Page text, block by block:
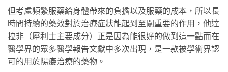
但考慮頻繁服藥給身體帶來的負擔以及服藥的成本，所以長
時間持續的藥效對於治療症狀能起到至關重要的作用，他達
拉非（犀利士主要成分）正是因為能很好的做到這一點而在
醫學界的眾多醫學報告文獻中多次出現，是一款被學術界認
可的用於陽痿治療的藥物。